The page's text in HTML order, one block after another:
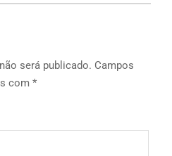
será publicado. Campos
com *